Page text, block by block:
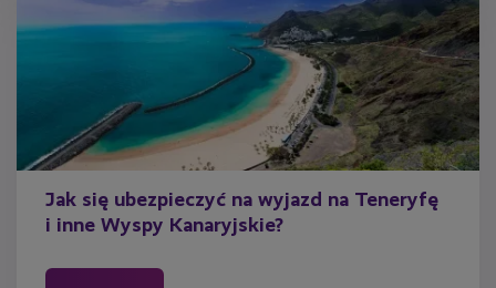
Jak się ubezpieczyć na wyjazd na Teneryfę
i inne Wyspy Kanaryjskie?